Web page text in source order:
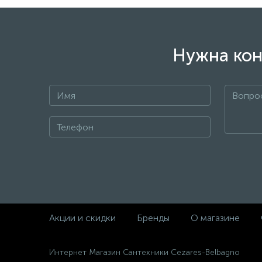
Нужна
+7
Акции и скидки Бренды О магазине
Интернет Магазин Сантехники Cezares-Belbagno